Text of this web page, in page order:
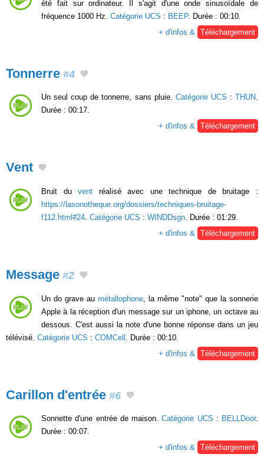
été fait sur ordinateur. Il s'agit d'une onde sinusoïdale de
fréquence 1000 Hz. Catégorie UCS : BEEP. Durée : 00:10.
+ d'infos &
Téléchargement
Tonnerre #4
Un seul coup de tonnerre, sans pluie. Catégorie UCS :THUN.
Durée : 00:17.
+ d'infos & Téléchargement
Vent
Bruit duvent réalisé avec une technique de bruitage :
https://lasonotheque.org/dossiers/techniques-bruitage-
f112.html#24. Catégorie UCS : WINDDsgn. Durée : 01:29.
+ d'infos & Téléchargement
Message #2
Un do grave au métallophone , la même "note" que la sonnerie
Apple à la réception d'un message sur un iphone, un octave au
dessous. C'est aussi la note d'une bonne réponse dans un jeu
télévisé. Catégorie UCS : COMCell . Durée : 00:10.
+ d'infos &
Téléchargement
Carillon d'entrée #6
Sonnette d'une entrée de maison.Catégorie UCS : BELLDoor.
Durée : 00:07.
+ d'infos & Téléchargement